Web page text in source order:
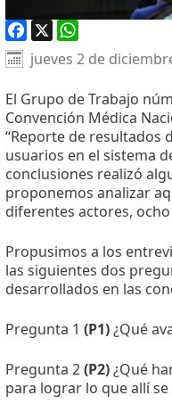
Facebook
X WhatsApp
jueves 2 de
El Grupo de Trabajo
Convención Médica
“Reporte de resultados
usuarios en el sistema
conclusiones realizó
proponemos analizar
diferentes actores,
Propusimos a los
las siguientes dos
desarrollados en las
Pregunta 1 (P1)¿Qué
Pregunta 2(P2)¿Qué
para lograr lo que allí